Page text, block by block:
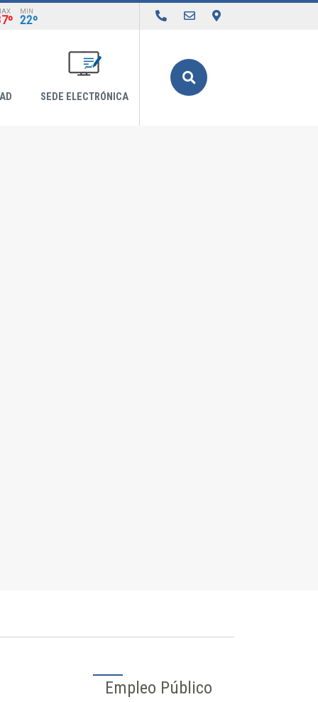
MIN
22º
SEDE ELECTRÓNICA
Farmacias de